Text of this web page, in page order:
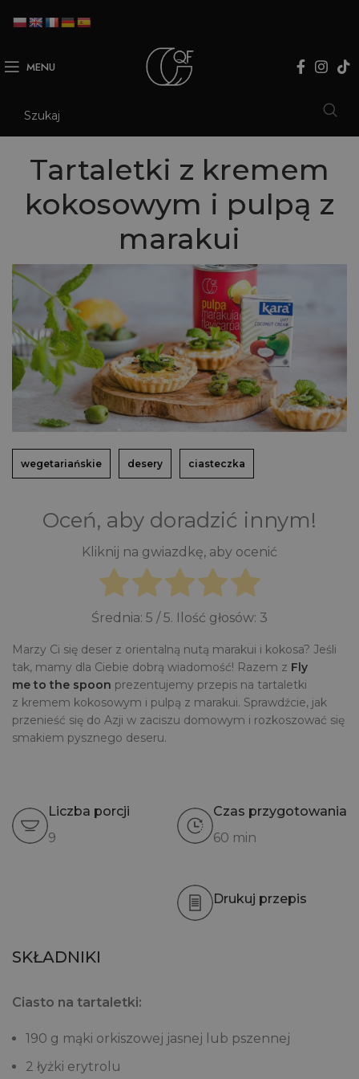
MENU
Tartaletki z kremem
kokosowym i pulpą z
marakui
wegetariańskie desery ciasteczka
Oceń, aby doradzić innym!
Kliknij na gwiazdkę, aby ocenić
Średnia: 5 / 5. Ilość głosów: 3
Marzy Ci się deser z orientalną nutą marakui i kokosa? Jeśli
tak, mamy dla Ciebie dobrą wiadomość! Razem z Fly
me to the spoon prezentujemy przepis na tartaletki
z kremem kokosowym i pulpą z marakui. Sprawdźcie, jak
przenieść się do Azji w zaciszu domowym i rozkoszować się
smakiem pysznego deseru.
Liczba porcji
9
Czas przygotowania
60 min
Drukuj przepis
SKŁADNIKI
Ciasto na tartaletki:
190 g mąki orkiszowej jasnej lub pszennej
2 łyżki erytrolu